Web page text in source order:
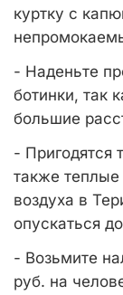
куртку с
- Наденьте
ботинки, так
большие
- Пригодятся
также теплые
воздуха в
опускаться
- Возьмите
руб. на